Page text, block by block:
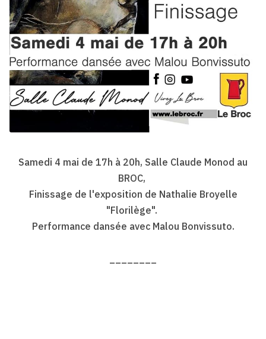
Samedi 4 mai de 17h à 20h, Salle Claude Monod au
BROC,
Finissage de l'exposition de Nathalie Broyelle
"Florilège".
Performance dansée avec Malou Bonvissuto.